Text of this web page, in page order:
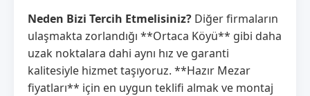
Neden Bizi Tercih Etmelisiniz? Diğer firmaların
ulaşmakta zorlandığı **Ortaca Köyü** gibi daha
uzak noktalara dahi aynı hız ve garanti
kalitesiyle hizmet taşıyoruz. **Hazır Mezar
fiyatları** için en uygun teklifi almak ve montaj